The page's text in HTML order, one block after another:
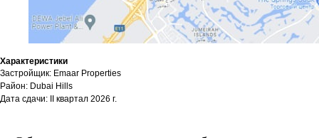
Характеристики
Застройщик: Emaar Properties
Район: Dubai Hills
Дата сдачи: II квартал 2026 г.